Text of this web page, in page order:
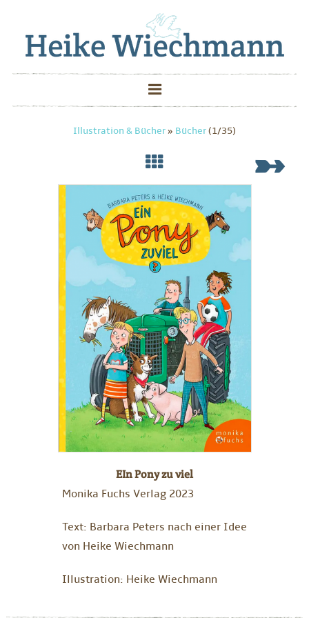
Illustration & Bücher» Bücher(1/35)
EIn Pony zu viel
Monika Fuchs Verlag 2023
Text: Barbara Peters nach einer Idee
von Heike Wiechmann
Illustration: Heike Wiechmann